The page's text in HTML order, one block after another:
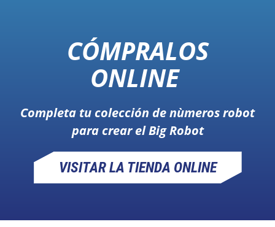
CÓMPRALOS
ONLINE
Completa tu colección de nùmeros robot
para crear el Big Robot
VISITAR LA TIENDA ONLINE